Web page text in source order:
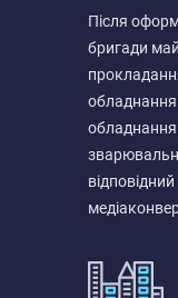
Після
бригади